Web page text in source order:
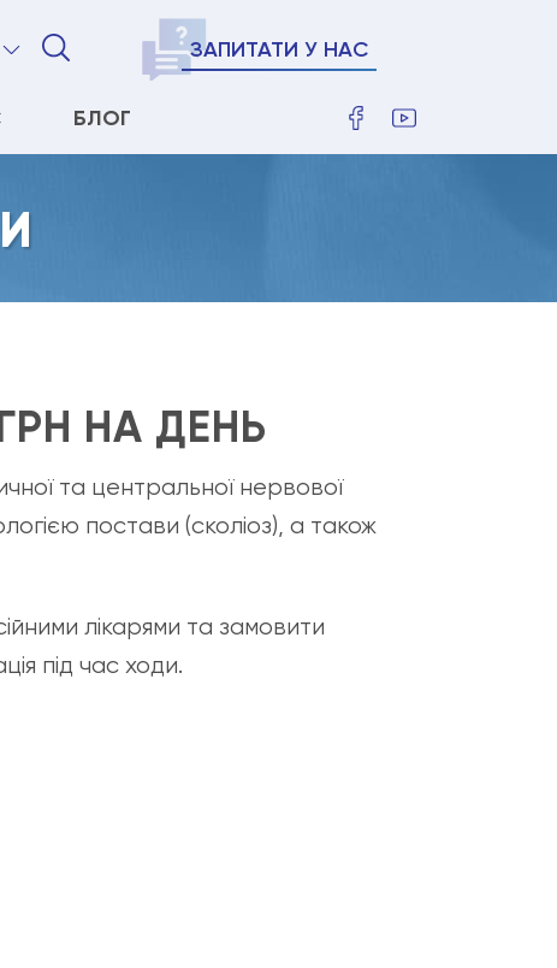
ЗАПИТАТИ У НАС
БЛОГ
НА ДЕНЬ
та центральної нервової
постави (сколіоз), а також
лікарями та замовити
під час ходи.